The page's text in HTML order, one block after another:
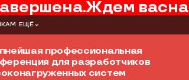
Ждем васна
ЕЩЁ
профессиональная
для разработчиков
систем